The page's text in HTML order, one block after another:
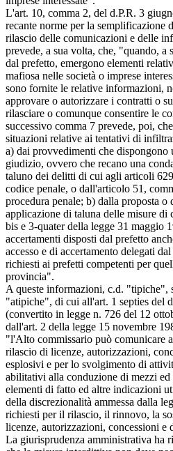
L'art. 10, comma 2, del d.P.R. 3
recante norme per la semplificazione
rilascio delle comunicazioni e delle
prevede, a sua volta, che, "quando, a
dal prefetto, emergono elementi
mafiosa nelle società o imprese
sono fornite le relative informazioni,
approvare o autorizzare i contratti o
rilasciare o comunque consentire le
successivo comma 7 prevede, poi,
situazioni relative ai tentativi di
a) dai provvedimenti che dispongono
giudizio, ovvero che recano una
taluno dei delitti di cui agli articoli
codice penale, o dall'articolo 51,
procedura penale; b) dalla proposta
applicazione di taluna delle misure
bis e 3-quater della legge 31 maggio
accertamenti disposti dal prefetto
accesso e di accertamento delegati
richiesti ai prefetti competenti per
provincia".
A queste informazioni, c.d. "tipiche",
"atipiche", di cui all'art. 1 septies del
(convertito in legge n. 726 del 12
dall'art. 2 della legge 15 novembre
"l'Alto commissario può comunicare
rilascio di licenze, autorizzazioni,
esplosivi e per lo svolgimento di
abilitativi alla conduzione di mezzi ed
elementi di fatto ed altre indicazioni
della discrezionalità ammessa dalla
richiesti per il rilascio, il rinnovo, la
licenze, autorizzazioni, concessioni
La giurisprudenza amministrativa ha